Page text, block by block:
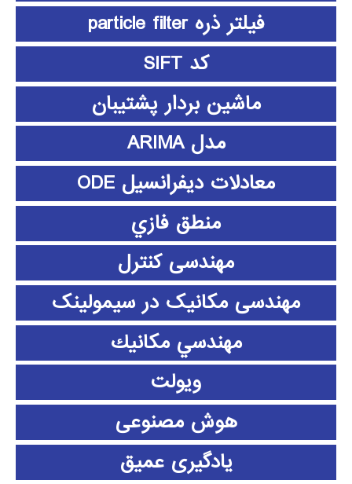
فیلتر ذره particle filter
کد SIFT
ماشین بردار پشتیبان
مدل ARIMA
معادلات دیفرانسیل ODE
منطق فازي
مهندسی کنترل
مهندسی مکانیک در سیمولینک
مهندسي مكانيك
ویولت
هوش مصنوعی
یادگیری عمیق